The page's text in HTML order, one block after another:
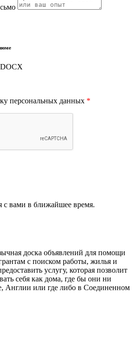
персональных данных *
с вами в ближайшее время.
доска объявлений для помощи
с поиском работы, жилья и
услугу, которая позволит
себя как дома, где бы они ни
Англии или где либо в Соединенном